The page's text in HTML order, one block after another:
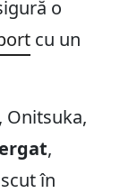
o
cu un
Onitsuka,
,
în